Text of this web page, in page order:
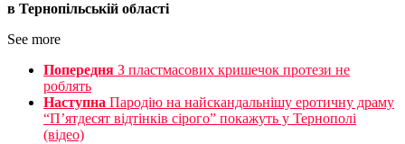
в Тернопільській області
See more
Попередня З пластмасових кришечок протези не
роблять
Наступна Пародію на найскандальнішу еротичну драму
“П’ятдесят відтінків сірого” покажуть у Тернополі
(відео)